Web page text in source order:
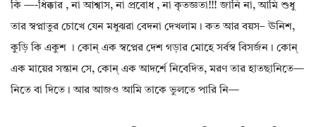
কি —-ধিক্কার , না আশ্বাস, না প্রবোধ , না কৃতজ্ঞতা!!! জানি না, আমি শুধু
তার স্বপ্নাতুর চোখে যেন মধুঝরা বেদনা দেখলাম। কত আর বয়স– ঊনিশ,
কুড়ি কি একুশ । কোন্ এক স্বপ্নের দেশ গড়ার মোহে সর্বস্ব বিসর্জন। কোন্
এক মায়ের সন্তান সে, কোন্ এক আদর্শে নিবেদিত, মরণ তার হাতছানিতে—
নিতে বা দিতে। আর আজও আমি তাকে ভুলতে পারি নি—